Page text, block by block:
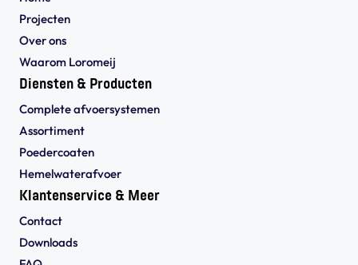
Projecten
Over ons
Waarom Loromeij
Diensten & Producten
Complete afvoersystemen
Assortiment
Poedercoaten
Hemelwaterafvoer
Klantenservice & Meer
Contact
Downloads